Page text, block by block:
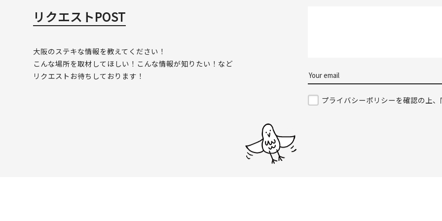
リクエストPOST
大阪のステキな情報を教えてください！
こんな場所を取材してほしい！こんな情報が知りたい！など
リクエストお待ちしております！
プライバシーポリシーを確認の上